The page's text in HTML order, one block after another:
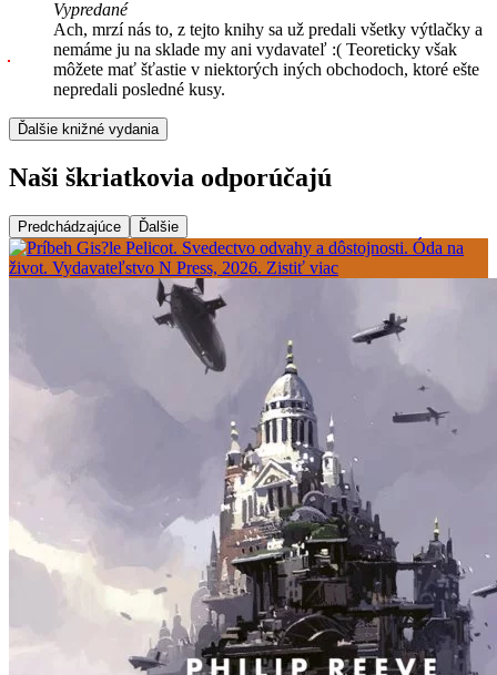
Vypredané
Ach, mrzí nás to, z tejto knihy sa už predali všetky výtlačky a
nemáme ju na sklade my ani vydavateľ :( Teoreticky však
môžete mať šťastie v niektorých iných obchodoch, ktoré ešte
nepredali posledné kusy.
Ďalšie knižné vydania
Naši škriatkovia odporúčajú
Predchádzajúce Ďalšie